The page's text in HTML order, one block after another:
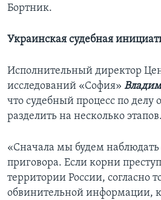
Бортник.
Украинская судебная
Исполнительный директор
исследований «София»
что судебный процесс по
разделить на несколько этапов.
«Сначала мы будем
приговора. Если корни
территории России, согласно
обвинительной информации,